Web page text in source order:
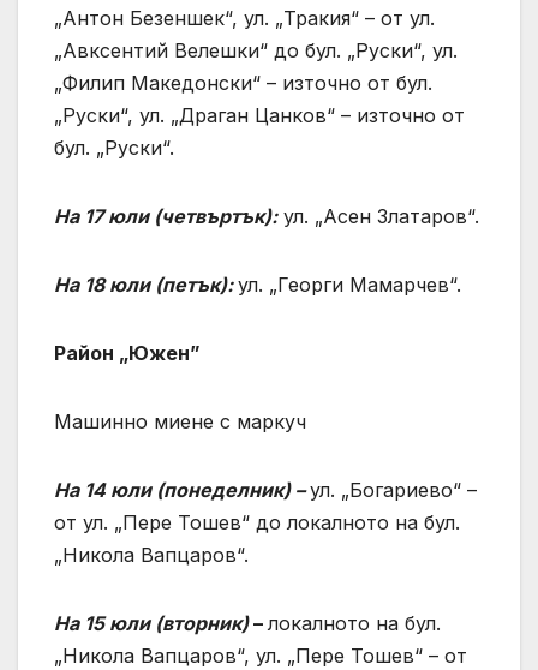
„Антон Безеншек“, ул. „Тракия“ – от ул.
„Авксентий Велешки“ до бул. „Руски“, ул.
„Филип Македонски“ – източно от бул.
„Руски“, ул. „Драган Цанков“ – източно от
бул. „Руски“.
На 17 юли (четвъртък):ул. „Асен Златаров“.
На 18 юли (петък):ул. „Георги Мамарчев“.
Район „Южен”
Машинно миене с маркуч
На 14 юли (понеделник) –ул. „Богариево“ –
от ул. „Пере Тошев“ до локалното на бул.
„Никола Вапцаров“.
На 15 юли (вторник)–локалното на бул.
„Никола Вапцаров“, ул. „Пере Тошев“ – от